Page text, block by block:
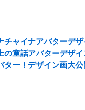
チャイナアバターデ
の童話アバターデザ
ター！デザイン画大公